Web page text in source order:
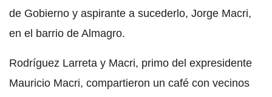
de Gobierno y aspirante a sucederlo, Jorge Macri,
en el barrio de Almagro.
Rodríguez Larreta y Macri, primo del expresidente
Mauricio Macri, compartieron un café con vecinos